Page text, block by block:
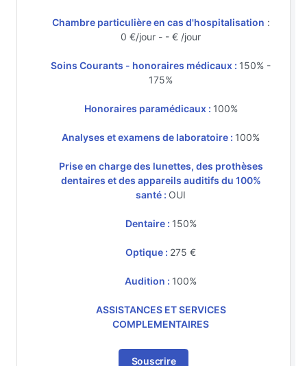
Chambre particulière en cas d'hospitalisation :
0 €/jour - - € /jour
Soins Courants - honoraires médicaux : 150% -
175%
Honoraires paramédicaux : 100%
Analyses et examens de laboratoire : 100%
Prise en charge des lunettes, des prothèses
dentaires et des appareils auditifs du 100%
santé : OUI
Dentaire : 150%
Optique : 275 €
Audition : 100%
ASSISTANCES ET SERVICES
COMPLEMENTAIRES
Souscrire